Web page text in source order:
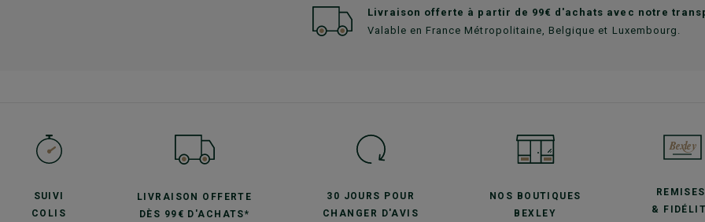
Livraison offerte à partir de 99€ d'achats avec notre
Valable en France Métropolitaine, Belgique et Luxembourg.
SUIVI
COLIS
LIVRAISON OFFERTE
DÈS 99€ D'ACHATS*
30 JOURS POUR
CHANGER D'AVIS
NOS BOUTIQUES
BEXLEY
&